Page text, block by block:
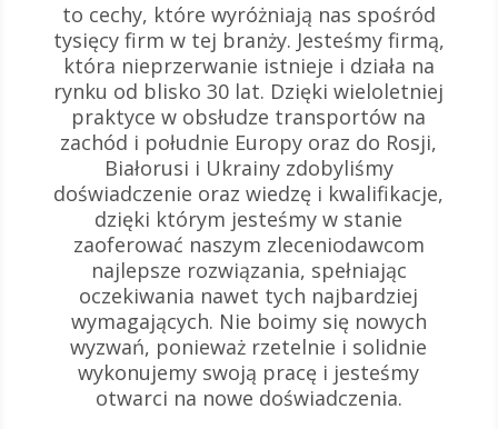
to cechy, które wyróżniają nas spośród
tysięcy firm w tej branży. Jesteśmy firmą,
która nieprzerwanie istnieje i działa na
rynku od blisko 30 lat. Dzięki wieloletniej
praktyce w obsłudze transportów na
zachód i południe Europy oraz do Rosji,
Białorusi i Ukrainy zdobyliśmy
doświadczenie oraz wiedzę i kwalifikacje,
dzięki którym jesteśmy w stanie
zaoferować naszym zleceniodawcom
najlepsze rozwiązania, spełniając
oczekiwania nawet tych najbardziej
wymagających. Nie boimy się nowych
wyzwań, ponieważ rzetelnie i solidnie
wykonujemy swoją pracę i jesteśmy
otwarci na nowe doświadczenia.